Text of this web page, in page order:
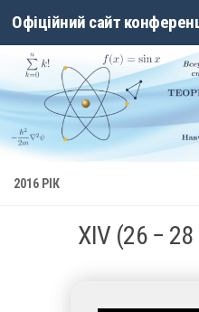
Skip to content
Офіційний сайт
2016 РІК
XIV (26 −